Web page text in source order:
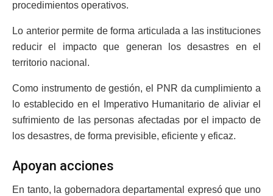
procedimientos operativos.
Lo anterior permite de forma articulada a las instituciones
reducir el impacto que generan los desastres en el
territorio nacional.
Como instrumento de gestión, el PNR da cumplimiento a
lo establecido en el Imperativo Humanitario de aliviar el
sufrimiento de las personas afectadas por el impacto de
los desastres, de forma previsible, eficiente y eficaz.
Apoyan acciones
En tanto, la gobernadora departamental expresó que uno